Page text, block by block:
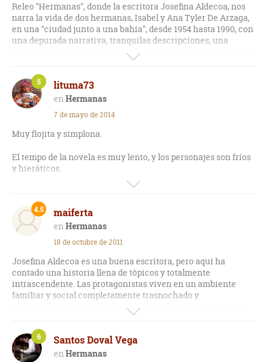
Releo "Hermanas", donde la escritora Josefina Aldecoa, nos
narra la vida de dos hermanas, Isabel y Ana Tyler De Arzaga,
en una "ciudad junto a una bahía", desde 1954 hasta 1990, con
una depurada narrativa, tranquilas descripciones, una
estudiada ambientación y mucha documentación acerca de
las normas de cortesía y urbanidad y, sobre la vida
empresarial y social de la localidad (que presumo que es
Santander). La autora leonesa, con un lenguaje elegante y
exquisito, nos describe muy bien los sentimientos y tanto la
actitud complaciente y tranquila de la hermana menor como
la necesidad de independencia de la mayor, quien lucha
contra el plan que -en esa época- se establecía para las
mujeres desde su nacimiento sin pedirles permiso sobre su
propio futuro. Una buena novela bien escrita a la que le doy
un 6.
lituma73
Hermanas
5
7 de mayo de 2014
Muy flojita y simplona.
El tempo de la novela es muy lento, y los personajes son fríos
y hieráticos.
No transmiten nada de sentimiento.
Está muy lejos de sus mejores obras.
Le salió fallida.
maiferta
Hermanas
4.5
18 de octubre de 2011
Josefina Aldecoa es una buena escritora, pero aquí ha
contado una historia llena de tópicos y totalmente
intrascendente. Las protagonistas viven en un ambiente
familiar y social completamente trasnochado y
afortunadamente superado. Muy superficial. Para personas
que echan de menos tiempos y costumbres pasadas. Lo mejor
de esta autora "Historia de una maestra".
Santos Doval Vega
Hermanas
6